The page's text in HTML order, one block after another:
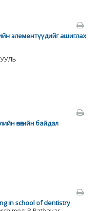
элементүүдийг ашиглах
өнөөгийн байдал
in school of dentistry